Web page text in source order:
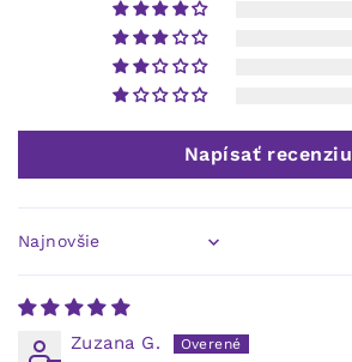
Napísať recenziu
Sort by
Zuzana G.